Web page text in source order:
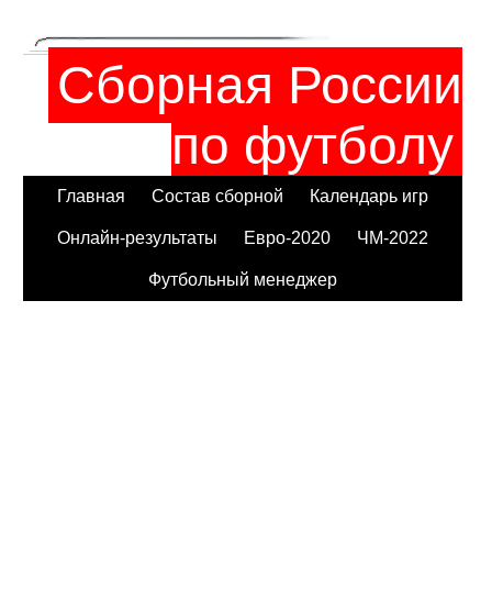
Сборная России
по футболу
Главная Состав сборной Календарь игр
Онлайн-результаты Евро-2020 ЧМ-2022
Футбольный менеджер